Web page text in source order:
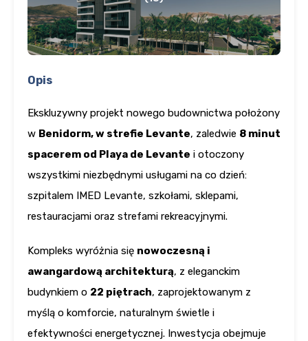
Opis
Ekskluzywny projekt nowego budownictwa położony
w Benidorm, w strefie Levante, zaledwie 8 minut
spacerem od Playa de Levante i otoczony
wszystkimi niezbędnymi usługami na co dzień:
szpitalem IMED Levante, szkołami, sklepami,
restauracjami oraz strefami rekreacyjnymi.
Kompleks wyróżnia się nowoczesną i
awangardową architekturą, z eleganckim
budynkiem o 22 piętrach, zaprojektowanym z
myślą o komforcie, naturalnym świetle i
efektywności energetycznej. Inwestycja obejmuje